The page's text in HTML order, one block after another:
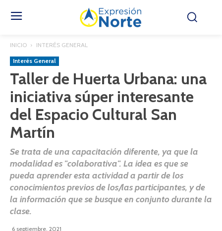
INICIO INTERÉS GENERAL
Interés General
Taller de Huerta Urbana: una
iniciativa súper interesante
del Espacio Cultural San
Martín
Se trata de una capacitación diferente, ya que la
modalidad es "colaborativa". La idea es que se
pueda aprender esta actividad a partir de los
conocimientos previos de los/las participantes, y de
la información que se busque en conjunto durante la
clase.
6 septiembre, 2021